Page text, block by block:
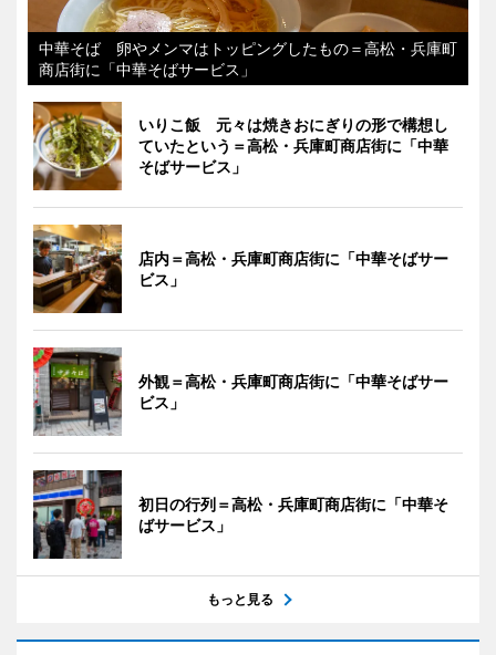
中華そば 卵やメンマはトッピングしたもの＝高松・兵庫町
商店街に「中華そばサービス」
いりこ飯 元々は焼きおにぎりの形で構想し
ていたという＝高松・兵庫町商店街に「中華
そばサービス」
店内＝高松・兵庫町商店街に「中華そばサー
ビス」
外観＝高松・兵庫町商店街に「中華そばサー
ビス」
初日の行列＝高松・兵庫町商店街に「中華そ
ばサービス」
もっと見る